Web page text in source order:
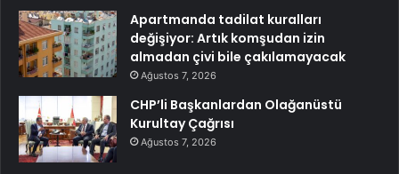
Apartmanda tadilat kuralları
değişiyor: Artık komşudan izin
almadan çivi bile çakılamayacak
Ağustos 7, 2026
CHP’li Başkanlardan Olağanüstü
Kurultay Çağrısı
Ağustos 7, 2026